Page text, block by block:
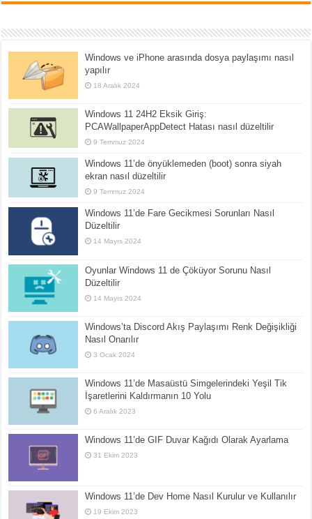
Windows ve iPhone arasında dosya paylaşımı nasıl
yapılır
18 Aralık 2024
Windows 11 24H2 Eksik Giriş:
PCAWallpaperAppDetect Hatası nasıl düzeltilir
9 Temmuz 2024
Windows 11’de önyüklemeden (boot) sonra siyah
ekran nasıl düzeltilir
9 Temmuz 2024
Windows 11’de Fare Gecikmesi Sorunları Nasıl
Düzeltilir
14 Mayıs 2024
Oyunlar Windows 11 de Çöküyor Sorunu Nasıl
Düzeltilir
14 Mayıs 2024
Windows’ta Discord Akış Paylaşımı Renk Değişikliği
Nasıl Onarılır
3 Ocak 2024
Windows 11’de Masaüstü Simgelerindeki Yeşil Tik
İşaretlerini Kaldırmanın 10 Yolu
6 Aralık 2023
Windows 11’de GIF Duvar Kağıdı Olarak Ayarlama
31 Ekim 2023
Windows 11’de Dev Home Nasıl Kurulur ve Kullanılır
19 Ekim 2023